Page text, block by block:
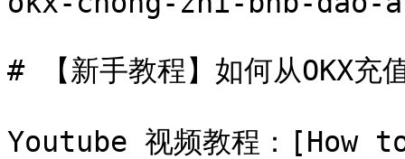
# 【新手教程】如何从OKX充
Youtube 视频教程：[How